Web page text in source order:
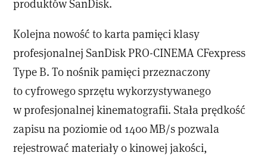
produktów SanDisk.
Kolejna nowość to karta pamięci klasy
profesjonalnej SanDisk PRO-CINEMA CFexpress
Type B. To nośnik pamięci przeznaczony
to cyfrowego sprzętu wykorzystywanego
w profesjonalnej kinematografii. Stała prędkość
zapisu na poziomie od 1400 MB/s pozwala
rejestrować materiały o kinowej jakości,